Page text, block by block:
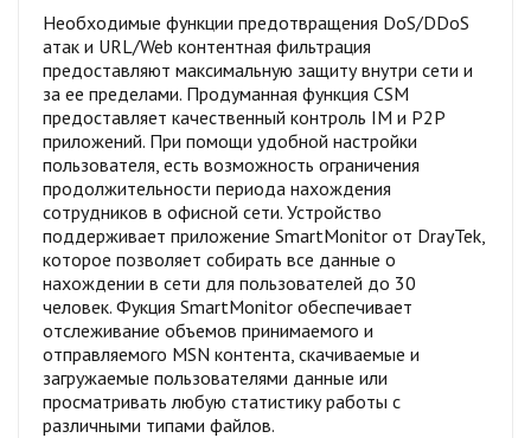
Необходимые функции предотвращения DoS/DDoS
атак и URL/Web контентная фильтрация
предоставляют максимальную защиту внутри сети и
за ее пределами. Продуманная функция CSM
предоставляет качественный контроль IM и P2P
приложений. При помощи удобной настройки
пользователя, есть возможность ограничения
продолжительности периода нахождения
сотрудников в офисной сети. Устройство
поддерживает приложение SmartMonitor от DrayTek,
которое позволяет собирать все данные о
нахождении в сети для пользователей до 30
человек. Фукция SmartMonitor обеспечивает
отслеживание объемов принимаемого и
отправляемого MSN контента, скачиваемые и
загружаемые пользователями данные или
просматривать любую статистику работы с
различными типами файлов.